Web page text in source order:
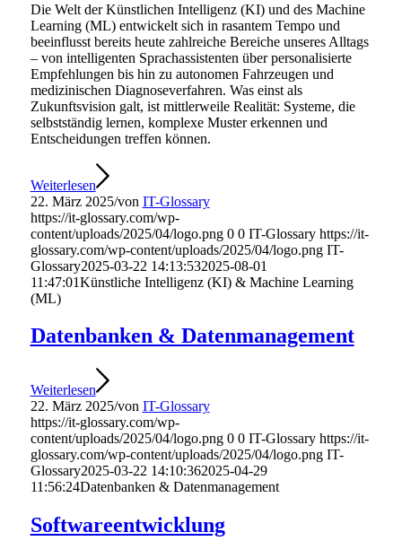
Die Welt der Künstlichen Intelligenz (KI) und des Machine
Learning (ML) entwickelt sich in rasantem Tempo und
beeinflusst bereits heute zahlreiche Bereiche unseres Alltags
– von intelligenten Sprachassistenten über personalisierte
Empfehlungen bis hin zu autonomen Fahrzeugen und
medizinischen Diagnoseverfahren. Was einst als
Zukunftsvision galt, ist mittlerweile Realität: Systeme, die
selbstständig lernen, komplexe Muster erkennen und
Entscheidungen treffen können.
Weiterlesen
22. März 2025/von IT-Glossary
https://it-glossary.com/wp-
content/uploads/2025/04/logo.png 0 0 IT-Glossary https://it-
glossary.com/wp-content/uploads/2025/04/logo.png IT-
Glossary2025-03-22 14:13:532025-08-01
11:47:01Künstliche Intelligenz (KI) & Machine Learning
(ML)
Datenbanken & Datenmanagement
Weiterlesen
22. März 2025/von IT-Glossary
https://it-glossary.com/wp-
content/uploads/2025/04/logo.png 0 0 IT-Glossary https://it-
glossary.com/wp-content/uploads/2025/04/logo.png IT-
Glossary2025-03-22 14:10:362025-04-29
11:56:24Datenbanken & Datenmanagement
Softwareentwicklung